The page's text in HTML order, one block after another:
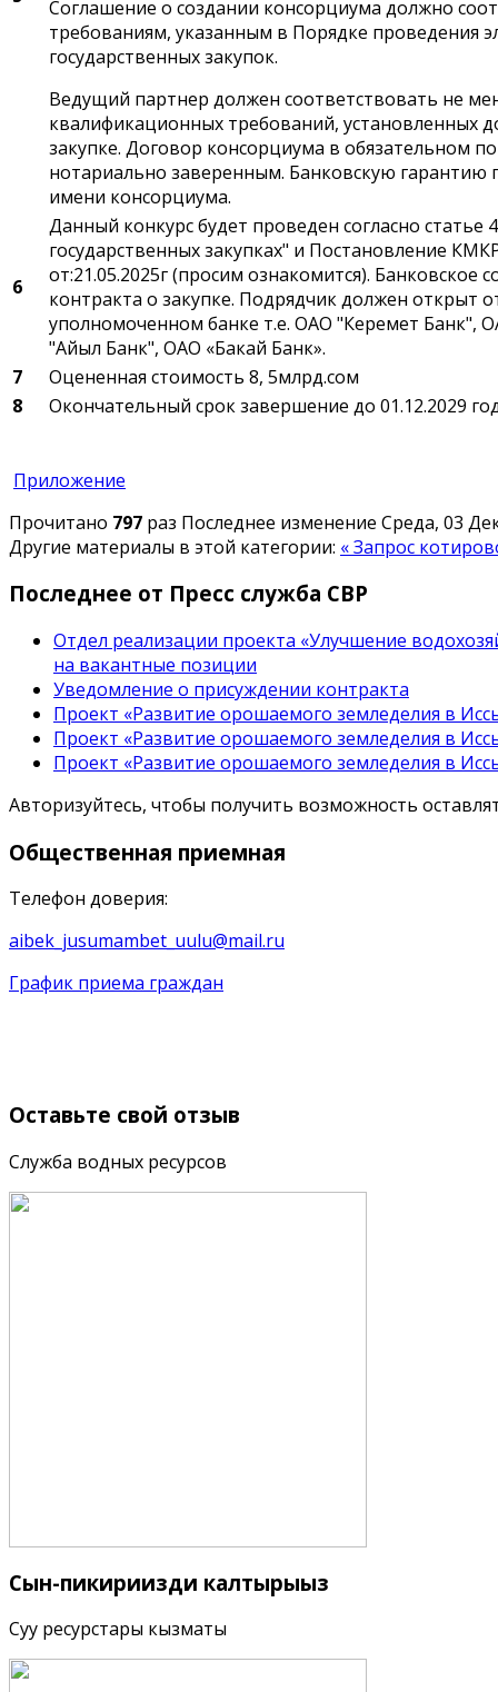
Соглашение о создании консорциума должно
требованиям, указанным в Порядке проведения
государственных закупок.
Ведущий партнер должен соответствовать не
квалификационных требований, установленных
закупке. Договор консорциума в обязательном
нотариально заверенным. Банковскую гарантию
имени консорциума.
6
Данный конкурс будет проведен согласно статье
государственных закупках" и Постановление
от:21.05.2025г (просим ознакомится). Банковское
контракта о закупке. Подрядчик должен открыт
уполномоченном банке т.е. ОАО "Керемет Банк",
"Айыл Банк", ОАО «Бакай Банк».
7
Оцененная стоимость 8, 5млрд.сом
8
Окончательный срок завершение до 01.12.2029
Приложение
Прочитано 797 раз Последнее изменение Среда, 03
Другие материалы в этой категории: « Запрос
Последнее от Пресс служба СВР
Отдел реализации проекта «Улучшение
на вакантные позиции
Уведомление о присуждении контракта
Проект «Развитие орошаемого земледелия в
Проект «Развитие орошаемого земледелия в
Проект «Развитие орошаемого земледелия в
Авторизуйтесь, чтобы получить возможность
Общественная приемная
Телефон доверия:
aibek_jusumambet_uulu@mail.ru
График приема граждан
Оставьте свой отзыв
Служба водных ресурсов
Сын-пикириңизди калтырыңыз
Суу ресурстары кызматы